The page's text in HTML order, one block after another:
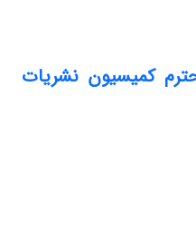
کمیسیون نشریات